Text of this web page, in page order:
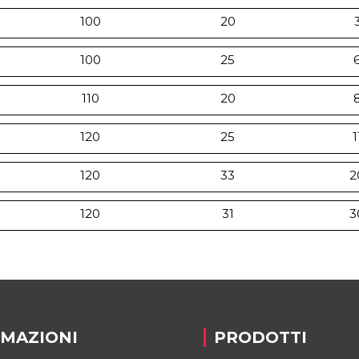
100 20
100 25
110 20
120 25
120 33
120 31
PRODOTTI